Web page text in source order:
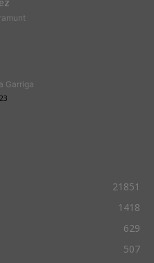
Garriga
21851
1418
629
507